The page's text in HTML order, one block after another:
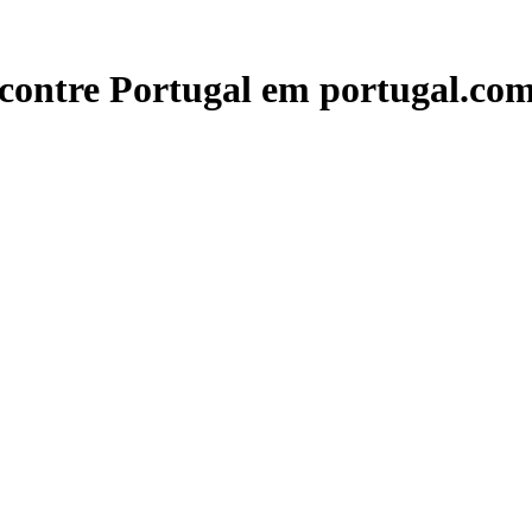
Portugal em